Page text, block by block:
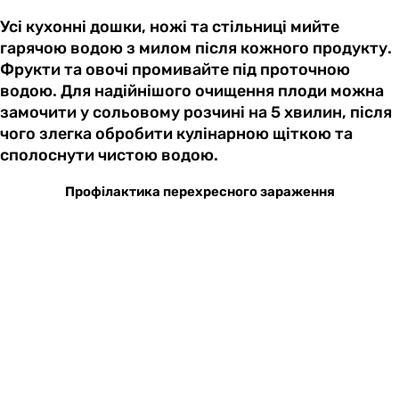
Усі кухонні дошки, ножі та стільниці мийте
гарячою водою з милом після кожного продукту.
Фрукти та овочі промивайте під проточною
водою. Для надійнішого очищення плоди можна
замочити у сольовому розчині на 5 хвилин, після
чого злегка обробити кулінарною щіткою та
сполоснути чистою водою.
Профілактика перехресного зараження